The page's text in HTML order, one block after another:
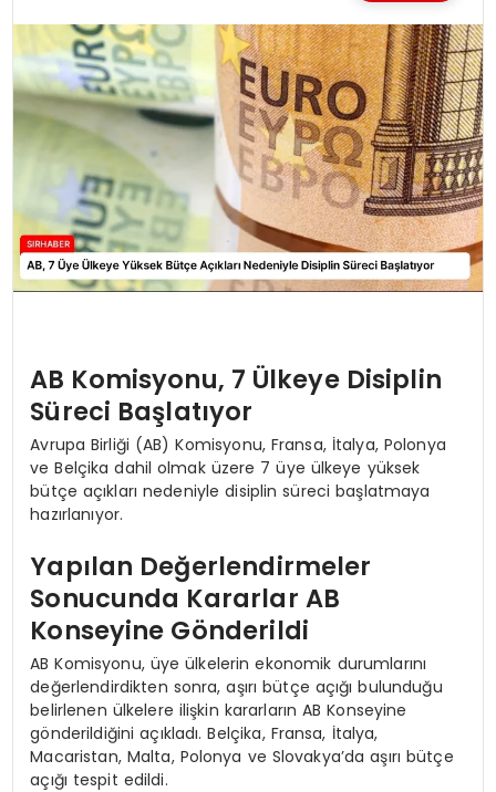
AB Komisyonu, 7 Ülkeye Disiplin
Süreci Başlatıyor
Avrupa Birliği (AB) Komisyonu, Fransa, İtalya, Polonya
ve Belçika dahil olmak üzere 7 üye ülkeye yüksek
bütçe açıkları nedeniyle disiplin süreci başlatmaya
hazırlanıyor.
Yapılan Değerlendirmeler
Sonucunda Kararlar AB
Konseyine Gönderildi
AB Komisyonu, üye ülkelerin ekonomik durumlarını
değerlendirdikten sonra, aşırı bütçe açığı bulunduğu
belirlenen ülkelere ilişkin kararların AB Konseyine
gönderildiğini açıkladı. Belçika, Fransa, İtalya,
Macaristan, Malta, Polonya ve Slovakya’da aşırı bütçe
açığı tespit edildi.